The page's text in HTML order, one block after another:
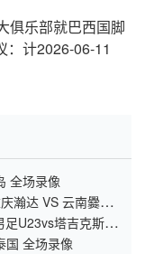
俱乐部就巴西国脚
：计2026-06-11
全场录像
瀚达 VS 云南爨合
U23vs塔吉克斯坦
国 全场录像